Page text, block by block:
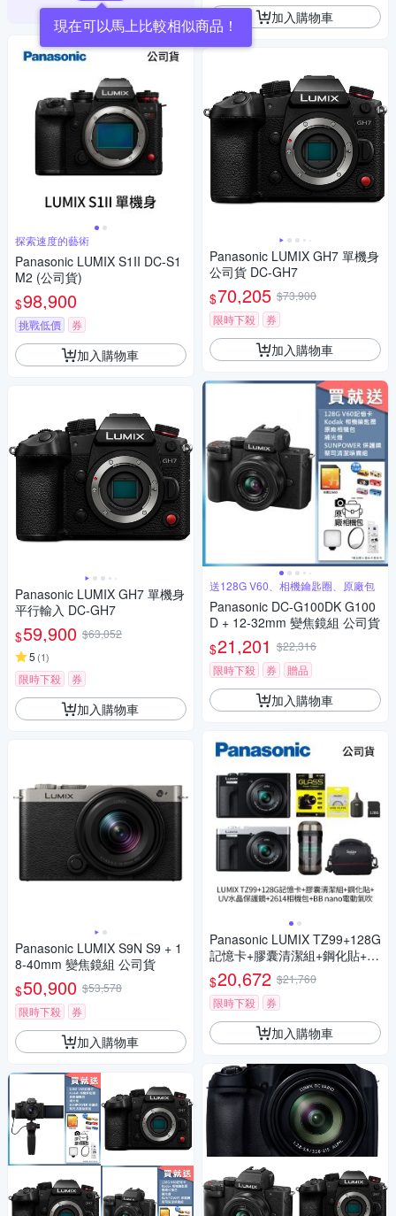
現在可以馬上比較相似商品！
探索速度的藝術
Panasonic LUMIX S1II DC-S1
M2 (公司貨)
$98,900
挑戰低價 券
加入購物車
Panasonic LUMIX GH7 單機身
平行輸入 DC-GH7
$59,900 $63,052
5 (1)
限時下殺 券
加入購物車
Panasonic LUMIX S9N S9 + 1
8-40mm 變焦鏡組 公司貨
$50,900 $53,578
限時下殺
券
加入購物車
加入購物車
Panasonic LUMIX GH7 單機身
公司貨 DC-GH7
$70,205 $73,900
限時下殺
券
加入購物車
送128G V60、相機鑰匙圈、原廠包
Panasonic DC-G100DK G100
D + 12-32mm 變焦鏡組 公司貨
$21,201 $22,316
限時下殺
券 贈品
加入購物車
Panasonic LUMIX TZ99+128G
記憶卡+膠囊清潔組+鋼化貼+水
晶保護鏡+2614相機包+NITEC
ORE BB nano 迷你電動氣吹
(公司貨)
$20,672 $21,760
限時下殺
券
加入購物車